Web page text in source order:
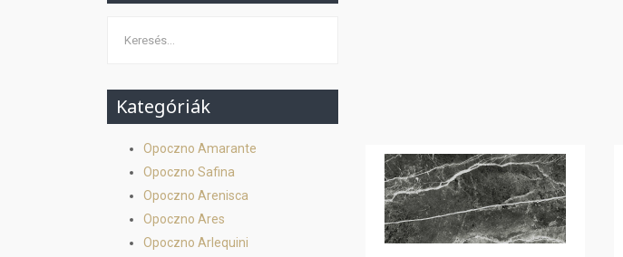
Kategóriák
Opoczno Amarante
Opoczno Safina
Opoczno Arenisca
Opoczno Ares
Opoczno Arlequini